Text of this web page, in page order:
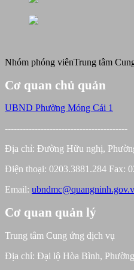
Nhóm phóng viênTrung tâm
Cơ quan chủ quản
UBND Phường Móng Cái 1
-----------------------------------------
Địa chỉ: Đường Hữu nghị,
Điện thoại: 0203.3881.284 Fax:
Email:
Cơ quan quản lý
Trung tâm Cung ứng dịch vụ
Địa chỉ: Đại lộ Hòa Bình,